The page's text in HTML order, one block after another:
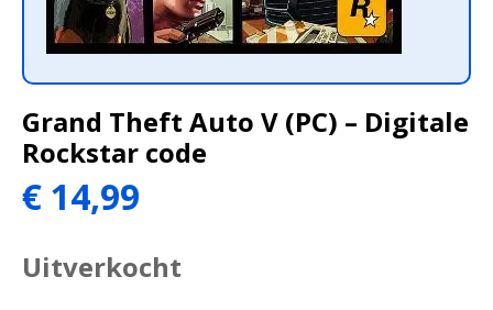
Grand Theft Auto V (PC) – Digitale
Rockstar code
Oorspronkelijke
prijs
was:
€ 15,09.
€ 14,99
is:
€ 14,99.
Uitverkocht